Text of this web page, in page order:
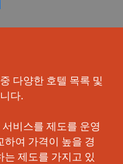
다양한 호텔 목록 및
다.
비스를 제도를 운영
여 가격이 높을 경
는 제도를 가지고 있